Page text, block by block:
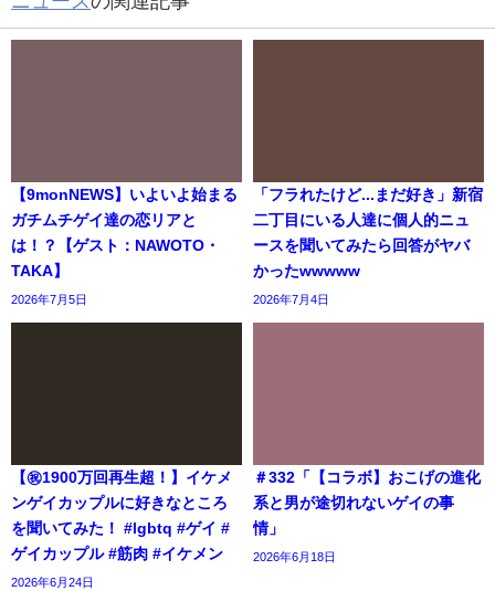
【9monNEWS】いよいよ始まる
ガチムチゲイ達の恋リアと
は！？【ゲスト：NAWOTO・
TAKA】
2026年7月5日
「フラれたけど...まだ好き」新宿
二丁目にいる人達に個人的ニュ
ースを聞いてみたら回答がヤバ
かったwwwww
2026年7月4日
【㊗️1900万回再生超！】イケメ
ンゲイカップルに好きなところ
を聞いてみた！ #lgbtq #ゲイ #
ゲイカップル #筋肉 #イケメン
2026年6月24日
＃332「【コラボ】おこげの進化
系と男が途切れないゲイの事
情」
2026年6月18日